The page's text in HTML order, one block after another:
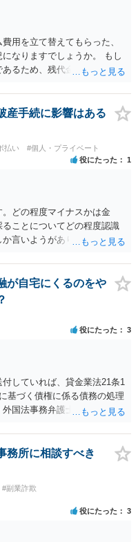
用を立て替えてもらった、
なりますでしょうか。 もし
るため、残代金を捻出して
単独で全ての債務を負うこと
に難しい案件であり、公開の
うに思われますので、資料等
とをお勧めします。
産手続に影響はある
払い #個人・プライベート
役にたった 1
どの程度マイナスかは金
ことについてどの程度認識
言いようがありません。 と
勧めします。
が自宅にくるのをや
役にたった 3
していれば、貸金業法21条1
基づく債権に係る債務の処理
国法事務弁護士共同法人若
ため必要な裁判所における
又は裁判所から書面によりそ
な理由がないのに、債務者等
くはファクシミリ装置を用
該債務を弁済することを要
ないよう求められたにもか
処分を求める、裁判所に仮
務所に相談すべき
#副業詐欺
役にたった 3